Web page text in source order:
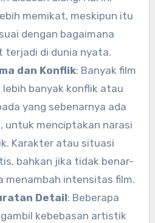
memikat, meskipun itu
dengan bagaimana
terjadi di dunia nyata.
dan Konflik: Banyak film
banyak konflik atau
yang sebenarnya ada
untuk menciptakan narasi
Karakter atau situasi
bahkan jika tidak benar-
menambah intensitas film.
Detail: Beberapa
kebebasan artistik